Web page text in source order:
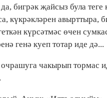
бигрәк җайсыз була теге
күкрәкләрен авырттыра,
күрсәтмәс өчен
генә куеп тотар иде дә...
чакырып тормас